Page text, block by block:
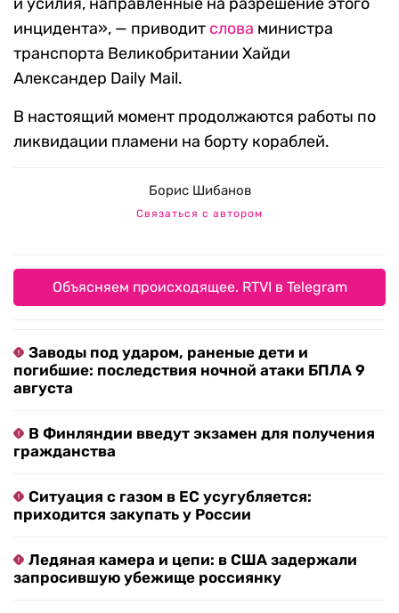
инцидента», — приводит слова министра
транспорта Великобритании Хайди
Александер Daily Mail.
В настоящий момент продолжаются работы по
ликвидации пламени на борту кораблей.
Борис Шибанов
Связаться с автором
Объясняем происходящее. RTVI в Telegram
Заводы под ударом, раненые дети и
погибшие: последствия ночной атаки БПЛА 9
августа
В Финляндии введут экзамен для получения
гражданства
Ситуация с газом в ЕС усугубляется:
приходится закупать у России
Ледяная камера и цепи: в США задержали
запросившую убежище россиянку